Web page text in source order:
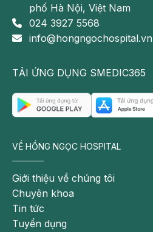
phố Hà Nội, Việt Nam
024 3927 5568
info@hongngochospital.vn
TẢI ỨNG DỤNG SMEDIC365
VỀ HỒNG NGỌC HOSPITAL
Giới thiệu về chúng tôi
Chuyên khoa
Tin tức
Tuyển dụng